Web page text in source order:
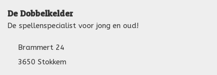
De Dobbelkelder
De spellenspecialist voor jong en oud!
Brammert 24
3650 Stokkem